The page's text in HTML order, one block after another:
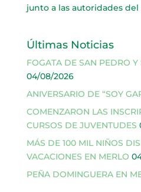
junto a las autoridades del
Últimas Noticias
FOGATA DE SAN PEDRO
04/08/2026
ANIVERSARIO DE “SOY
COMENZARON LAS
CURSOS DE JUVENTUDES
MÁS DE 100 MIL NIÑOS
VACACIONES EN MERLO
PEÑA DOMINGUERA EN